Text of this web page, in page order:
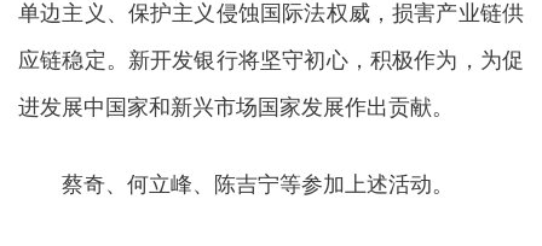
单边主义、保护主义侵蚀国际法权威，损害产业链供
应链稳定。新开发银行将坚守初心，积极作为，为促
进发展中国家和新兴市场国家发展作出贡献。
蔡奇、何立峰、陈吉宁等参加上述活动。